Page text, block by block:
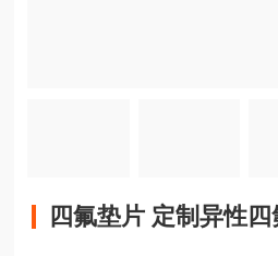
四氟垫片 定制异性四